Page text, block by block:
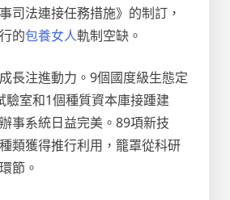
司法連接任務措施》的制訂，
的包養女人軌制空缺。
長注進動力。9個國度級生態定
驗室和1個種質資本庫接踵建
事系統日益完美。89項新技
類獲得推行利用，籠罩從科研
節。